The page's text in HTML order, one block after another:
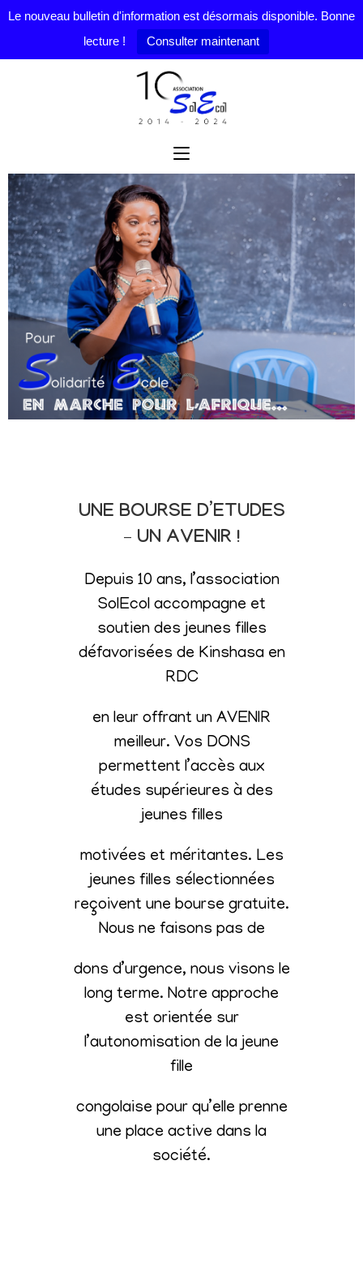
Le nouveau bulletin d'information est désormais disponible. Bonne
lecture !
Consulter maintenant
UNE BOURSE D’ETUDES
– UN AVENIR !
Depuis 10 ans, l’association
SolEcol accompagne et
soutien des jeunes filles
défavorisées de Kinshasa en
RDC
en leur offrant un AVENIR
meilleur. Vos DONS
permettent l’accès aux
études supérieures à des
jeunes filles
motivées et méritantes. Les
jeunes filles sélectionnées
reçoivent une bourse gratuite.
Nous ne faisons pas de
dons d’urgence, nous visons le
long terme. Notre approche
est orientée sur
l’autonomisation de la jeune
fille
congolaise pour qu’elle prenne
une place active dans la
société.